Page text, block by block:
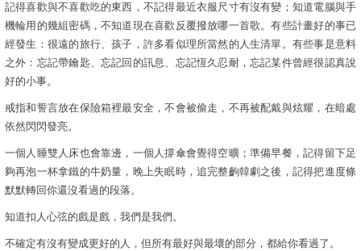
記得喜歡與不喜歡吃的東西，不記得最近衣服尺寸有沒有變；知道電腦與手
機輪用的幾組密碼，不知道現在喜歡反覆撥放哪一首歌。有些計畫好的事已
經發生：很遠的旅行、孩子，許多看似理所當然的人生清單。有些事是意料
之外：忘記帶鑰匙、忘記回的訊息、忘記恆久忍耐，忘記某件曾經很認真說
好的小事。
戒指和誓言放在保險箱裡最安全，不會被偷走，不再被配戴與炫耀，在暗處
依然閃閃發亮。
一個人睡雙人床也會靠邊，一個人撐傘會覺得空曠；準備早餐，記得留下足
夠再泡一杯拿鐵的牛奶量，晚上失眠時，追完整齣韓劇之後，記得把進度條
默默轉回你還沒看過的段落。
知道扣人心弦的戲是戲，我們是我們。
不確定有沒有變成更好的人，但所有最好與最壞的部分，都給你看過了。